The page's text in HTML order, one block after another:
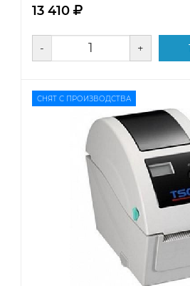
13 410
- +
СНЯТ С ПРОИЗВОДСТВА